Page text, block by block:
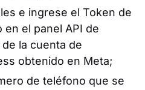
e ingrese el Token de
el panel API de
la cuenta de
obtenido en Meta;
de teléfono que se